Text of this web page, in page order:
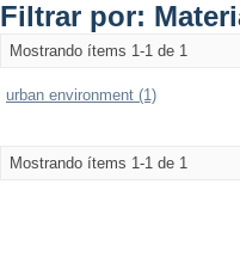
Filtrar por:
Mostrando ítems 1-1 de 1
urban environment (1)
Mostrando ítems 1-1 de 1